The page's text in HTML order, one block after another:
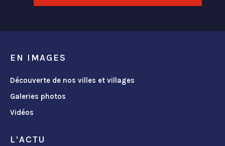
EN IMAGES
Découverte de nos villes et villages
Galeries photos
Vidéos
L'ACTU